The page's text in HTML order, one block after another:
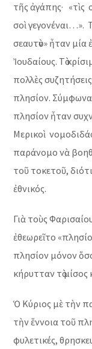
τῆς ἀγάπης· «τὶς
σοὶ γεγονέναι…».
σεαυτὸν» ἦταν
Ἰουδαίους. Τὸ
πολλὲς
πλησίον. Σύμφωνα
πλησίον ἦταν
Μερικοὶ
παράνομο νὰ
τοῦ τοκετοῦ,
ἐθνικός.
Γιὰ τοὺς
ἐθεωρεῖτο
πλησίον μόνον
κήρυτταν τὸ μίσος
Ὁ Κύριος μὲ τὴν
τὴν ἔννοια τοῦ
φυλετικές,